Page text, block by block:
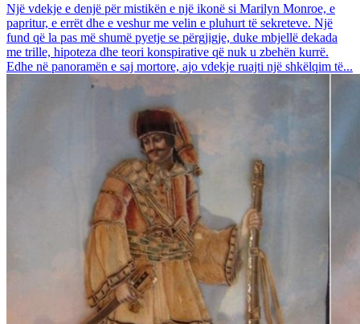
Një vdekje e denjë për mistikën e një ikonë si Marilyn Monroe, e
papritur, e errët dhe e veshur me velin e pluhurt të sekreteve. Një
fund që la pas më shumë pyetje se përgjigje, duke mbjellë dekada
me trille, hipoteza dhe teori konspirative që nuk u zbehën kurrë.
Edhe në panoramën e saj mortore, ajo vdekje ruajti një shkëlqim të...